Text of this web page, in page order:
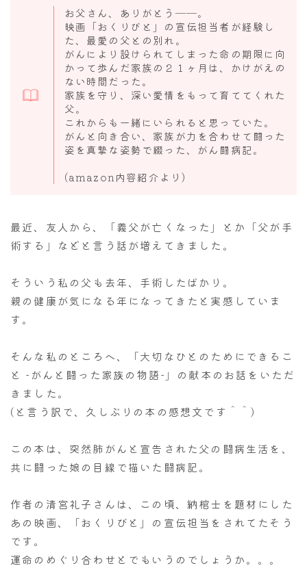
お父さん、ありがとう――。
映画「おくりびと」の宣伝担当者が経験し
た、最愛の父との別れ。
がんにより設けられてしまった命の期限に向
かって歩んだ家族の２１ヶ月は、かけがえの
ない時間だった。
家族を守り、深い愛情をもって育ててくれた
父。
これからも一緒にいられると思っていた。
がんと向き合い、家族が力を合わせて闘った
姿を真摯な姿勢で綴った、がん闘病記。
(amazon内容紹介より)
最近、友人から、「義父が亡くなった」とか「父が手
術する」などと言う話が増えてきました。
そういう私の父も去年、手術したばかり。
親の健康が気になる年になってきたと実感していま
す。
そんな私のところへ、「大切なひとのためにできるこ
と -がんと闘った家族の物語-」の献本のお話をいただ
きました。
(と言う訳で、久しぶりの本の感想文です＾＾)
この本は、突然肺がんと宣告された父の闘病生活を、
共に闘った娘の目線で描いた闘病記。
作者の清宮礼子さんは、この頃、納棺士を題材にした
あの映画、「おくりびと」の宣伝担当をされてたそう
です。
運命のめぐり合わせとでもいうのでしょうか。。。